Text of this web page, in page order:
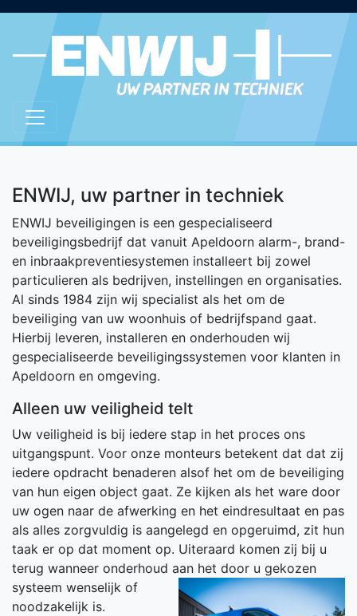
ENWIJ, uw partner in techniek
ENWIJ beveiligingen is een gespecialiseerd
beveiligingsbedrijf dat vanuit Apeldoorn alarm-, brand-
en inbraakpreventiesystemen installeert bij zowel
particulieren als bedrijven, instellingen en organisaties.
Al sinds 1984 zijn wij specialist als het om de
beveiliging van uw woonhuis of bedrijfspand gaat.
Hierbij leveren, installeren en onderhouden wij
gespecialiseerde beveiligingssystemen voor klanten in
Apeldoorn en omgeving.
Alleen uw veiligheid telt
Uw veiligheid is bij iedere stap in het proces ons
uitgangspunt. Voor onze monteurs betekent dat dat zij
iedere opdracht benaderen alsof het om de beveiliging
van hun eigen object gaat. Ze kijken als het ware door
uw ogen naar de afwerking en het eindresultaat en pas
als alles zorgvuldig is aangelegd en opgeruimd, zit hun
taak er op dat moment op. Uiteraard komen zij bij u
terug wanneer onderhoud aan het door u gekozen
systeem wenselijk of
noodzakelijk is.